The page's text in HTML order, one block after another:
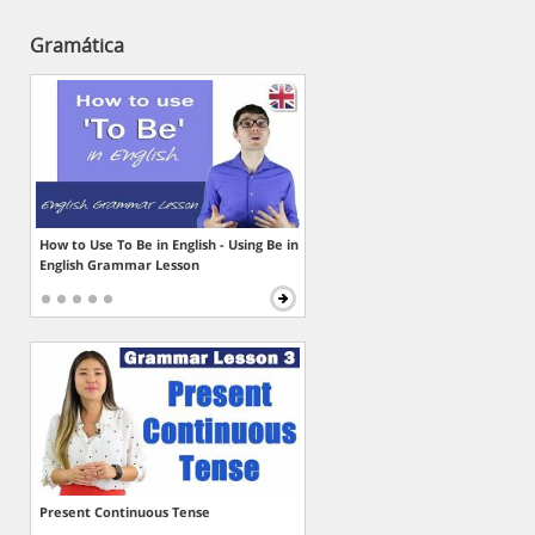
Gramática
How to Use To Be in English - Using Be in
English Grammar Lesson
Present Continuous Tense